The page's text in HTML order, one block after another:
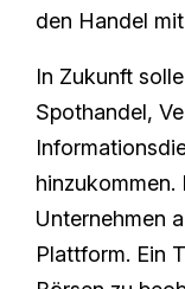
den Handel
In Zukunft
Spothandel,
Unternehmen
Plattform. Ein